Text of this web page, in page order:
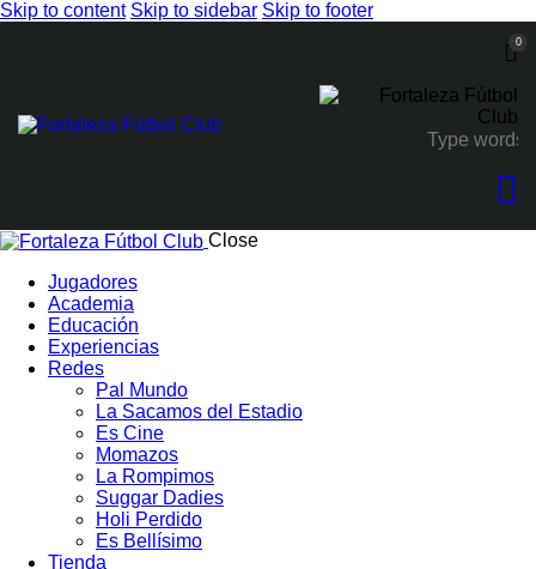
Skip to content Skip to sidebar Skip to footer
0
Close
Jugadores
Academia
Educación
Experiencias
Redes
Pal Mundo
La Sacamos del Estadio
Es Cine
Momazos
La Rompimos
Suggar Dadies
Holi Perdido
Es Bellísimo
Tienda